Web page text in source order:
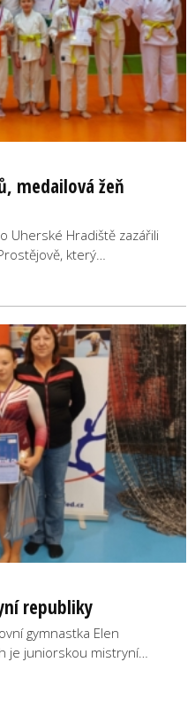
medailová žeň
Uherské Hradiště zazářili
který…
republiky
gymnastka Elen
je juniorskou mistryní…